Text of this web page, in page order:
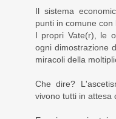
Il sistema
punti in comune con
I propri Vate(r), le
ogni dimostrazione
miracoli della
Che dire?
vivono tutti in attesa